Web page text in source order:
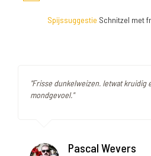
Spijssuggestie Schnitzel met
"Frisse dunkelweizen. Ietwat kruidig
mondgevoel."
Pascal Wevers